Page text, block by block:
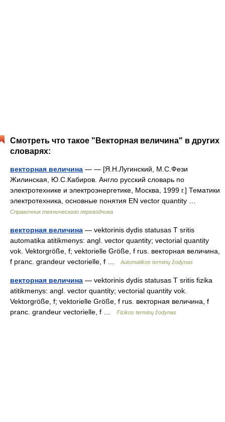
Смотреть что такое "Векторная величина" в других
словарях:
векторная величина — — [Я.Н.Лугинский, М.С.Фези
Жилинская, Ю.С.Кабиров. Англо русский словарь по
электротехнике и электроэнергетике, Москва, 1999 г.] Тематики
электротехника, основные понятия EN vector quantity …
Справочник технического переводчика
векторная величина — vektorinis dydis statusas T sritis
automatika atitikmenys: angl. vector quantity; vectorial quantity
vok. Vektorgröße, f; vektorielle Größe, f rus. векторная величина,
f pranc. grandeur vectorielle, f …Automatikos terminų žodynas
векторная величина — vektorinis dydis statusas T sritis fizika
atitikmenys: angl. vector quantity; vectorial quantity vok.
Vektorgröße, f; vektorielle Größe, f rus. векторная величина, f
pranc. grandeur vectorielle, f …
Fizikos terminų žodynas